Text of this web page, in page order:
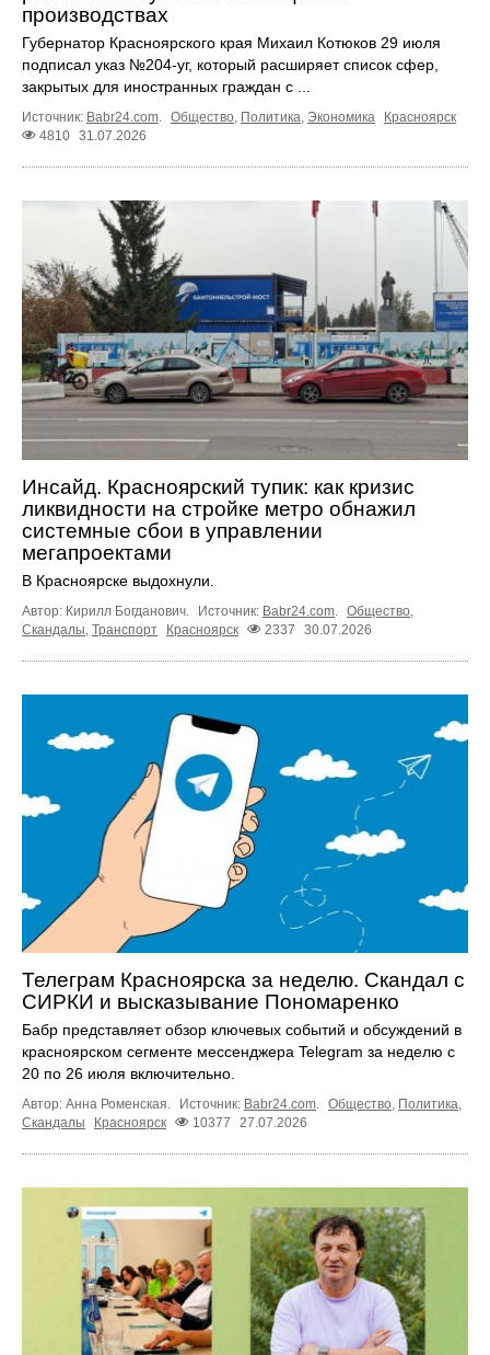
производствах
Губернатор Красноярского края Михаил Котюков 29 июля
подписал указ №204-уг, который расширяет список сфер,
закрытых для иностранных граждан с ...
Источник: Babr24.com. Общество, Политика, Экономика
Красноярск
4810 31.07.2026
Инсайд. Красноярский тупик: как кризис
ликвидности на стройке метро обнажил
системные сбои в управлении
мегапроектами
В Красноярске выдохнули.
Автор: Кирилл Богданович. Источник: Babr24.com Общество
Скандалы Транспорт Красноярск 2337 30.07.2026
Телеграм Красноярска за неделю. Скандал с
СИРКИ и высказывание Пономаренко
Бабр представляет обзор ключевых событий и обсуждений в
красноярском сегменте мессенджера Telegram за неделю с
20 по 26 июля включительно.
Автор: Анна Роменская. Источник: Babr24.com. Общество, Политика,
Скандалы
Красноярск 10377 27.07.2026